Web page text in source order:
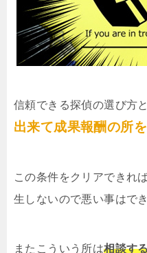
信頼できる探偵の選び方
出来て成果報酬の所
この条件をクリアできれ
生しないので悪い事はで
またこういう所は相談す